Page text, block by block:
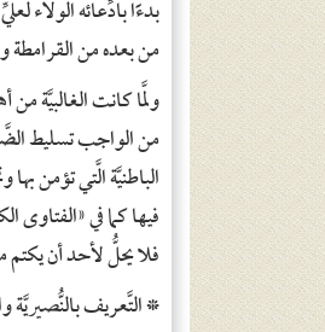
بدءًا بادِّعائه الولاء
من بعده من القرامطة
ولمَّا كانت الغالبيَّة
من الواجب تسليط
الباطنيَّة الَّتي تؤمن
فلا يحلُّ لأحد أن
*التَّعريف بالنُّصيريَّة